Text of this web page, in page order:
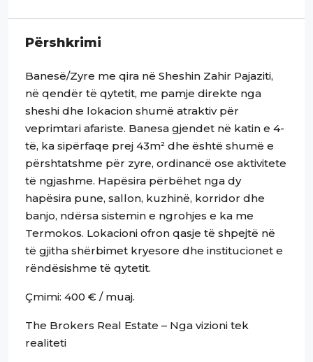
Përshkrimi
Banesë/Zyre me qira në Sheshin Zahir Pajaziti,
në qendër të qytetit, me pamje direkte nga
sheshi dhe lokacion shumë atraktiv për
veprimtari afariste. Banesa gjendet në katin e 4-
të, ka sipërfaqe prej 43m² dhe është shumë e
përshtatshme për zyre, ordinancë ose aktivitete
të ngjashme. Hapësira përbëhet nga dy
hapësira pune, sallon, kuzhinë, korridor dhe
banjo, ndërsa sistemin e ngrohjes e ka me
Termokos. Lokacioni ofron qasje të shpejtë në
të gjitha shërbimet kryesore dhe institucionet e
rëndësishme të qytetit.
Çmimi: 400 € / muaj.
The Brokers Real Estate – Nga vizioni tek
realiteti